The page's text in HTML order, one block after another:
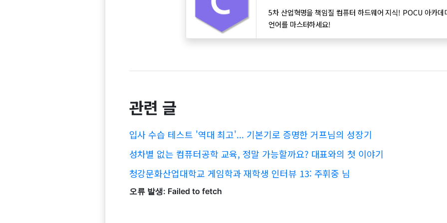
5차 산업혁명을 책임질 컴퓨터 하드웨어 지식! POCU 아카데
언어를 마스터하세요!
관련 글
입사 수습 테스트 '역대 최고'... 기본기로 증명한 거프님의 성장기
성차별 없는 컴퓨터공학 교육, 정말 가능할까요? 대표와의 첫 이야기
청강문화산업대학교 게임학과 재학생 인터뷰 13: 주휘중 님